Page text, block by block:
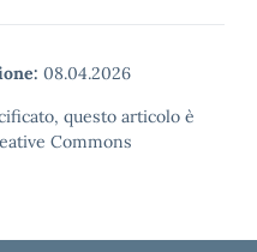
08.04.2026
questo articolo è
Commons